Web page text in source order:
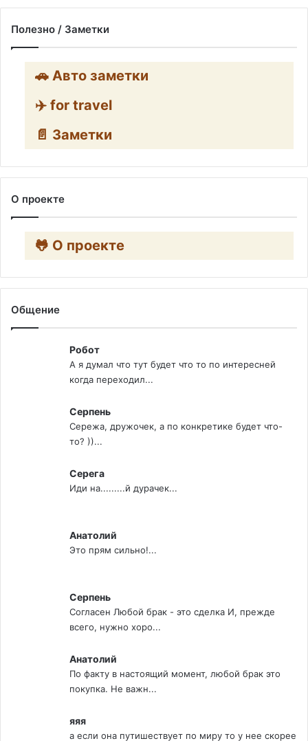
Полезно / Заметки
🚗 Авто заметки
✈️ for travel
📄 Заметки
О проекте
🐸 О проекте
Общение
Робот
А я думал что тут будет что то по интересней
когда переходил...
Серпень
Сережа, дружочек, а по конкретике будет что-
то? ))...
Серега
Иди на.........й дурачек...
Анатолий
Это прям сильно!...
Серпень
Согласен Любой брак - это сделка И, прежде
всего, нужно хоро...
Анатолий
По факту в настоящий момент, любой брак это
покупка. Не важн...
яяя
а если она путишествует по миру то у нее скорее